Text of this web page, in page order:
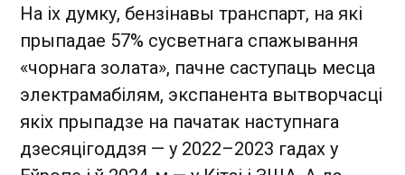
На іх думку, бензінавы транспарт, на які
прыпадае 57% сусветнага спажывання
«чорнага золата», пачне саступаць месца
электрамабілям, экспанента вытворчасці
якіх прыпадзе на пачатак наступнага
дзесяцігоддзя — у 2022–2023 гадах у